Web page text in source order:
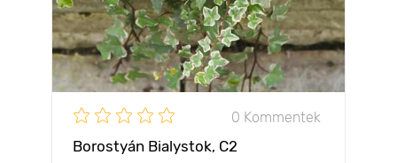
0 Kommentek
Borostyán Bialystok, C2